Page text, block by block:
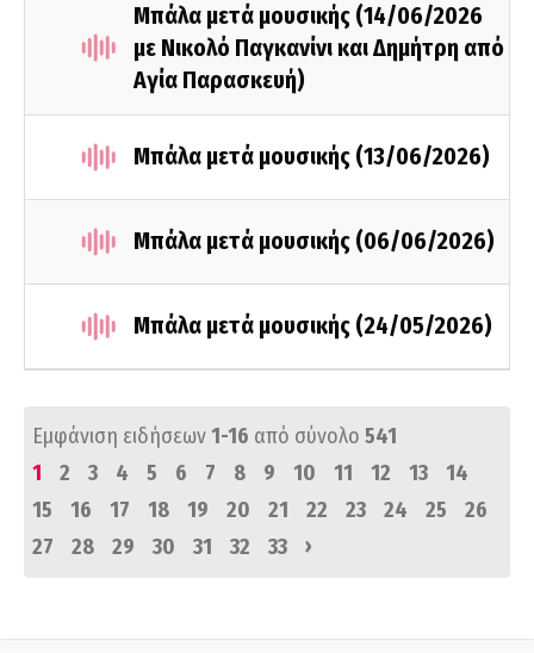
Μπάλα μετά μουσικής (14/06/2026
με Νικολό Παγκανίνι και Δημήτρη από
Αγία Παρασκευή)
Μπάλα μετά μουσικής (13/06/2026)
Μπάλα μετά μουσικής (06/06/2026)
Μπάλα μετά μουσικής (24/05/2026)
Εμφάνιση ειδήσεων1-16 από σύνολο 541
1
2 3 4 5 6 7 8 9 10 11 12 13
14
15
16 17 18 19 20 21 22 23 24 25
26
27
28 29 30 31 32 33 ›